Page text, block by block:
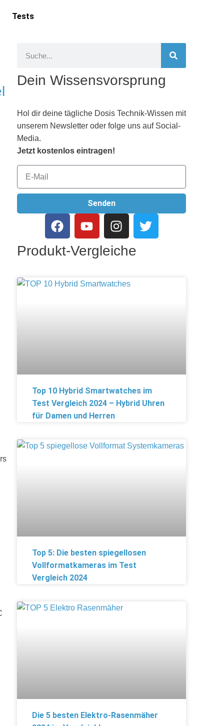
Tests
Dein Wissensvorsprung
Hol dir deine tägliche Dosis Technik-Wissen mit
unserem Newsletter oder folge uns auf Social-
Media.
Jetzt kostenlos eintragen!
Senden
Produkt-Vergleiche
Top 10 Hybrid Smartwatches im
Test Vergleich 2024 – Hybrid Uhren
für Damen und Herren
Top 5: Die besten spiegellosen
Vollformatkameras im Test
Vergleich 2024
Die 5 besten Elektro-Rasenmäher